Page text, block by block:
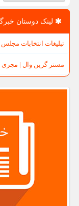
لینک دوستان
تبلیغات انتخابات مجلس
مستر گرین وال | مجری